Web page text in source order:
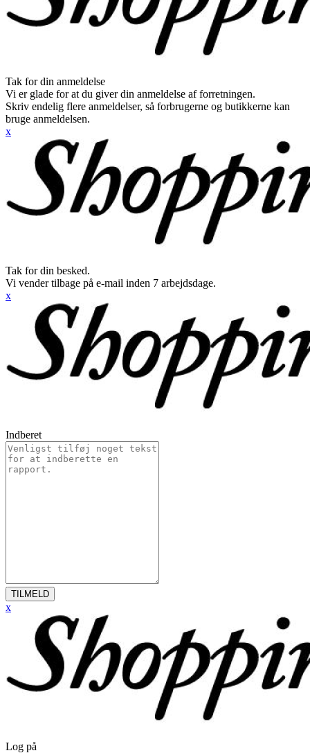
Tak for din anmeldelse
Vi er glade for at du giver din anmeldelse af forretningen.
Skriv endelig flere anmeldelser, så forbrugerne og butikkerne kan
bruge anmeldelsen.
x
Tak for din besked.
Vi vender tilbage på e-mail inden 7 arbejdsdage.
x
Indberet
TILMELD
x
Log på